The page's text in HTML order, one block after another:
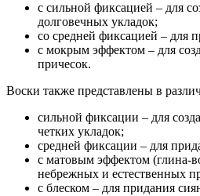
с сильной фиксацией – для
долговечных укладок;
со средней фиксацией – для
с мокрым эффектом – для
причесок.
Воски также представлены в
сильной фиксации – для
четких укладок;
средней фиксации – для
с матовым эффектом (глина-
небрежных и естественных
с блеском – для придания